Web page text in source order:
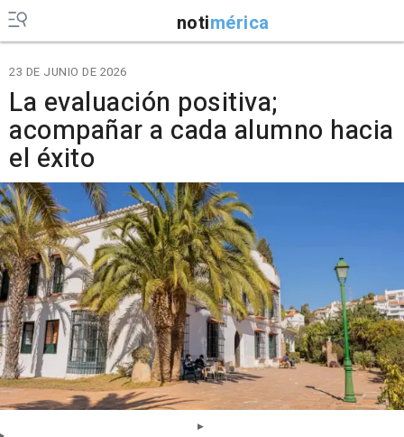
notimérica
23 DE JUNIO DE 2026
La evaluación positiva;
acompañar a cada alumno hacia
el éxito